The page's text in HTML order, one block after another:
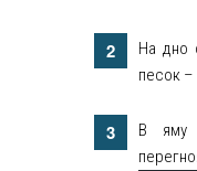
На дно
песок
В яму